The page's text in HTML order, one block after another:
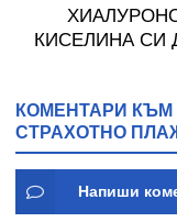
КИСЕЛИНА СИ
КОМЕНТАРИ
СТРАХОТНО
Напиши